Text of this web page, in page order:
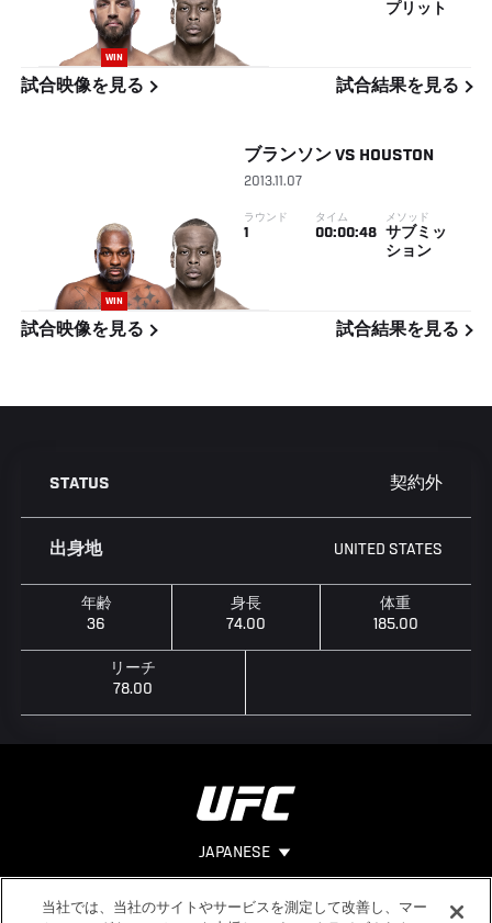
WIN
プリット
試合映像を見る 試合結果を見る
WIN
ブランソン VS HOUSTON
2013.11.07
ラウンド
1
タイム
00:00:48
メソッド
サブミッ
ション
試合映像を見る 試合結果を見る
STATUS 契約外
出身地 UNITED STATES
年齢
36
身長
74.00
体重
185.00
リーチ
78.00
JAPANESE
当社では、当社のサイトやサービスを測定して改善し、マー